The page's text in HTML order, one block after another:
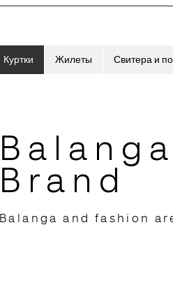
Куртки Жилеты Свитера и
Brand
Balanga and fashion